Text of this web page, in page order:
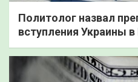
Политолог назвал
вступления Украины